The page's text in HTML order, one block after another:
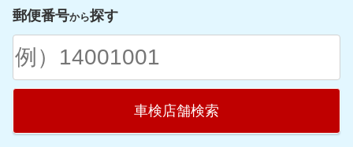
三重県
愛媛県
香川県
高知県
熊本県
大分県
宮崎県
鹿児島県
郵便番号から探す
車検店舗検索